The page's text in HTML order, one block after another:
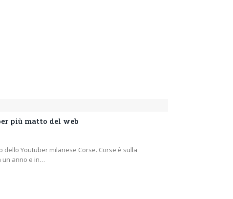
più matto del web
dello Youtuber milanese Corse. Corse è sulla
un anno e in…